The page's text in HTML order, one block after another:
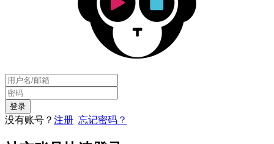
没有账号？ 注册 忘记密码？